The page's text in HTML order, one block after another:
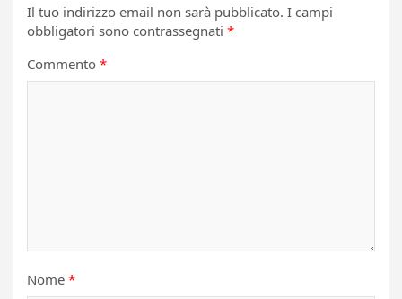
Il tuo indirizzo email non sarà pubblicato. I campi
obbligatori sono contrassegnati *
Commento *
Nome *